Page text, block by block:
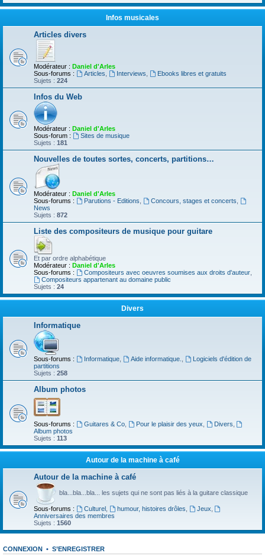
Infos musicales
Articles divers
Modérateur : Daniel d'Arles
Sous-forums :
Articles Interviews
Ebooks libres et gratuits
Sujets : 224
Infos du Web
Modérateur : Daniel d'Arles
Sous-forum :
Sites de musique
Sujets : 181
Nouvelles de toutes sortes, concerts, partitions…
Modérateur : Daniel d'Arles
Sous-forums :
Parutions - Editions Concours, stages et concerts
News
Sujets : 872
Liste des compositeurs de musique pour guitare
Et par ordre alphabétique
Modérateur : Daniel d'Arles
Sous-forums :
Compositeurs avec oeuvres soumises aux droits d'auteur,
Compositeurs appartenant au domaine public
Sujets : 24
Divers
Informatique
Sous-forums : Informatique, Aide informatique.
Logiciels d'édition de
partitions
Sujets : 258
Album photos
Sous-forums : Guitares & Co, Pour le plaisir des yeux Divers
Album photos
Sujets : 113
Autour de la machine à café
Autour de la machine à café
bla...bla...bla... les sujets qui ne sont pas liés à la guitare classique
Sous-forums : Culturel, humour, histoires drôles Jeux
Anniversaires des membres
Sujets : 1560
CONNEXION • S’ENREGISTRER